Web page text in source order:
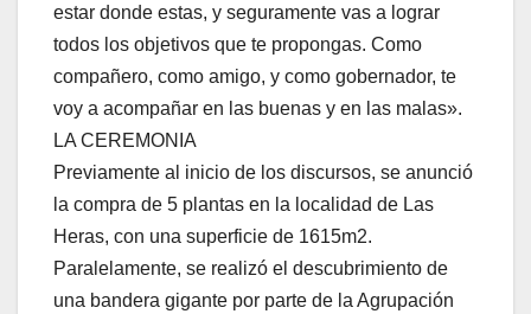
estar donde estas, y seguramente vas a lograr
todos los objetivos que te propongas. Como
compañero, como amigo, y como gobernador, te
voy a acompañar en las buenas y en las malas».
LA CEREMONIA
Previamente al inicio de los discursos, se anunció
la compra de 5 plantas en la localidad de Las
Heras, con una superficie de 1615m2.
Paralelamente, se realizó el descubrimiento de
una bandera gigante por parte de la Agrupación